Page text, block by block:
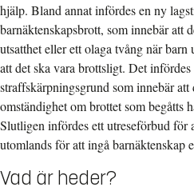
hjälp. Bland annat infördes en ny
barnäktenskapsbrott, som innebär att
utsatthet eller ett olaga tvång när
att det ska vara brottsligt. Det
straffskärpningsgrund som innebär att
omständighet om brottet som begåtts
Slutligen infördes ett utreseförbud för
utomlands för att ingå barnäktenskap
Vad är heder?